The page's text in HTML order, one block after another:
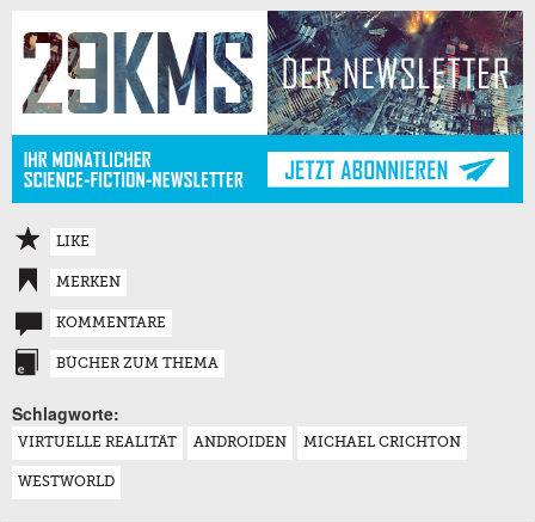
LIKE
MERKEN
KOMMENTARE
BÜCHER ZUM THEMA
Schlagworte:
VIRTUELLE REALITÄT ANDROIDEN MICHAEL CRICHTON
WESTWORLD